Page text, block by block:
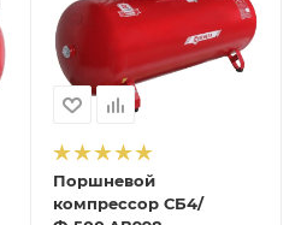
Поршневой
компрессор СБ4/